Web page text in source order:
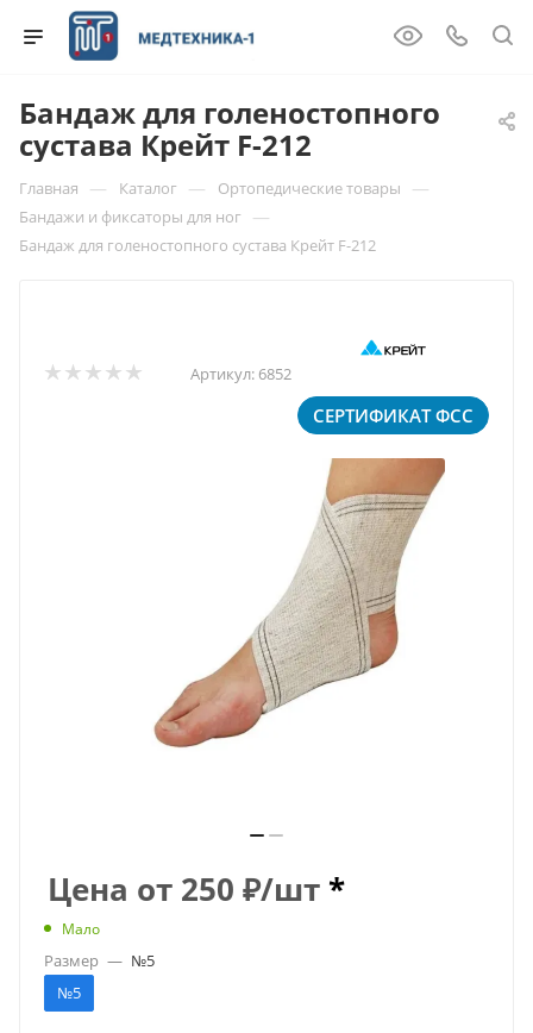
Бандаж для голеностопного
сустава Крейт F-212
Главная — Каталог — Ортопедические товары —
Бандажи и фиксаторы для ног —
Бандаж для голеностопного сустава Крейт F-212
Артикул: 6852
СЕРТИФИКАТ ФСС
Цена от 250 ₽/шт *
Мало
Размер — №5
№5